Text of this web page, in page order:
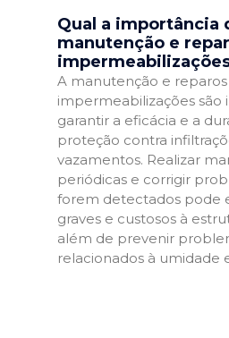
Qual a importância
manutenção e
A manutenção e
impermeabilizações são
garantir a eficácia e a
proteção contra
vazamentos. Realizar
periódicas e corrigir
forem detectados pode
graves e custosos à
além de prevenir
relacionados à umidade